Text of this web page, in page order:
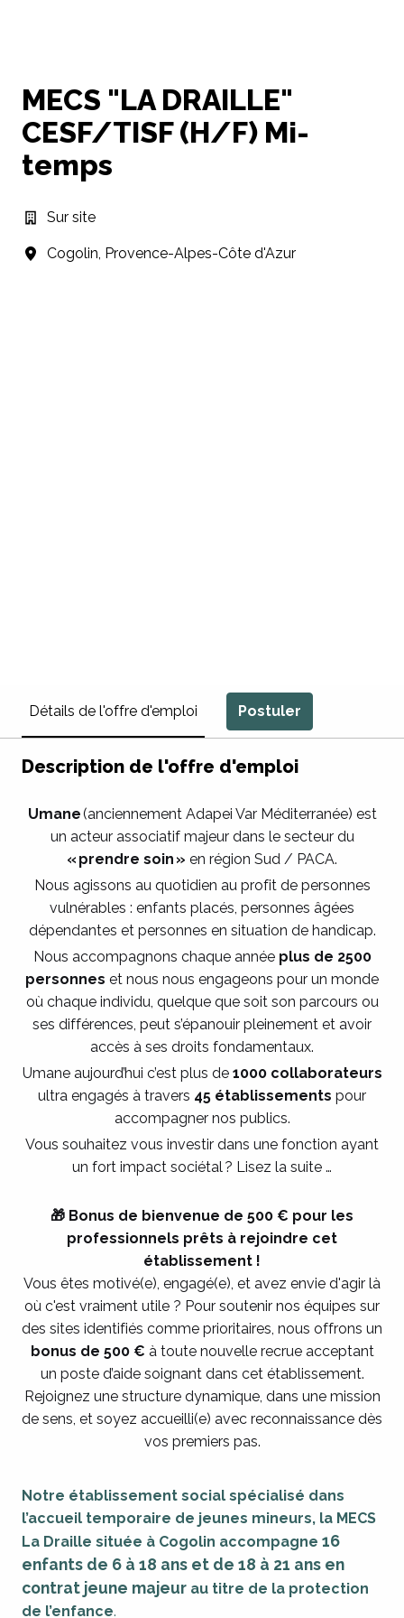
MECS "LA DRAILLE"
CESF/TISF (H/F) Mi-
temps
Sur site
Cogolin, Provence-Alpes-Côte d'Azur
Détails de l'offre d'emploi Postuler
Description de l'offre d'emploi
Umane(anciennement Adapei Var Méditerranée) est
un acteur associatif majeur dans le secteur du
« prendre soin » en région Sud / PACA.
Nous agissons au quotidien au profit de personnes
vulnérables : enfants placés, personnes âgées
dépendantes et personnes en situation de handicap.
Nous accompagnons chaque année plus de 2500
personnes et nous nous engageons pour un monde
où chaque individu, quelque que soit son parcours ou
ses différences, peut s’épanouir pleinement et avoir
accès à ses droits fondamentaux.
Umane aujourd’hui c’est plus de 1000 collaborateurs
ultra engagés à travers 45 établissements pour
accompagner nos publics.
Vous souhaitez vous investir dans une fonction ayant
un fort impact sociétal ? Lisez la suite …
🎁 Bonus de bienvenue de 500 € pour les
professionnels prêts à rejoindre cet
établissement !
Vous êtes motivé(e), engagé(e), et avez envie d'agir là
où c'est vraiment utile ? Pour soutenir nos équipes sur
des sites identifiés comme prioritaires, nous offrons un
bonus de 500 € à toute nouvelle recrue acceptant
un poste d’aide soignant dans cet établissement.
Rejoignez une structure dynamique, dans une mission
de sens, et soyez accueilli(e) avec reconnaissance dès
vos premiers pas.
Notre établissement social spécialisé dans
l’accueil temporaire de jeunes mineurs, la MECS
La Draille située à Cogolin accompagne 16
enfants de 6 à 18 ans et de 18 à 21 ans en
contrat jeune majeur au titre de la protection
de l’enfance.